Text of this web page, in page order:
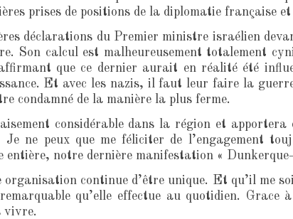
prises de positions de la diplomatie française
déclarations du Premier ministre israélien
Son calcul est malheureusement totalement
que ce dernier aurait en réalité été
Et avec les nazis, il faut leur faire la
condamné de la manière la plus ferme.
considérable dans la région et apportera
ne peux que me féliciter de l’engagement
notre dernière manifestation «
continue d’être unique. Et qu’il me
qu’elle effectue au quotidien. Grace
vivre.